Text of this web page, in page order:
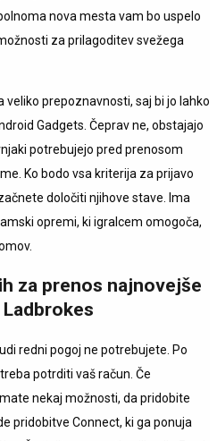
nova mesta vam bo uspelo
za prilagoditev svežega
veliko prepoznavnosti, saj bi jo lahko
Gadgets. Čeprav ne, obstajajo
potrebujejo pred prenosom
Ko bodo vsa kriterija za prijavo
določiti njihove stave. Ima
opremi, ki igralcem omogoča,
za prenos najnovejše
redni pogoj ne potrebujete. Po
potrditi vaš račun. Če
nekaj možnosti, da pridobite
pridobitve Connect, ki ga ponuja